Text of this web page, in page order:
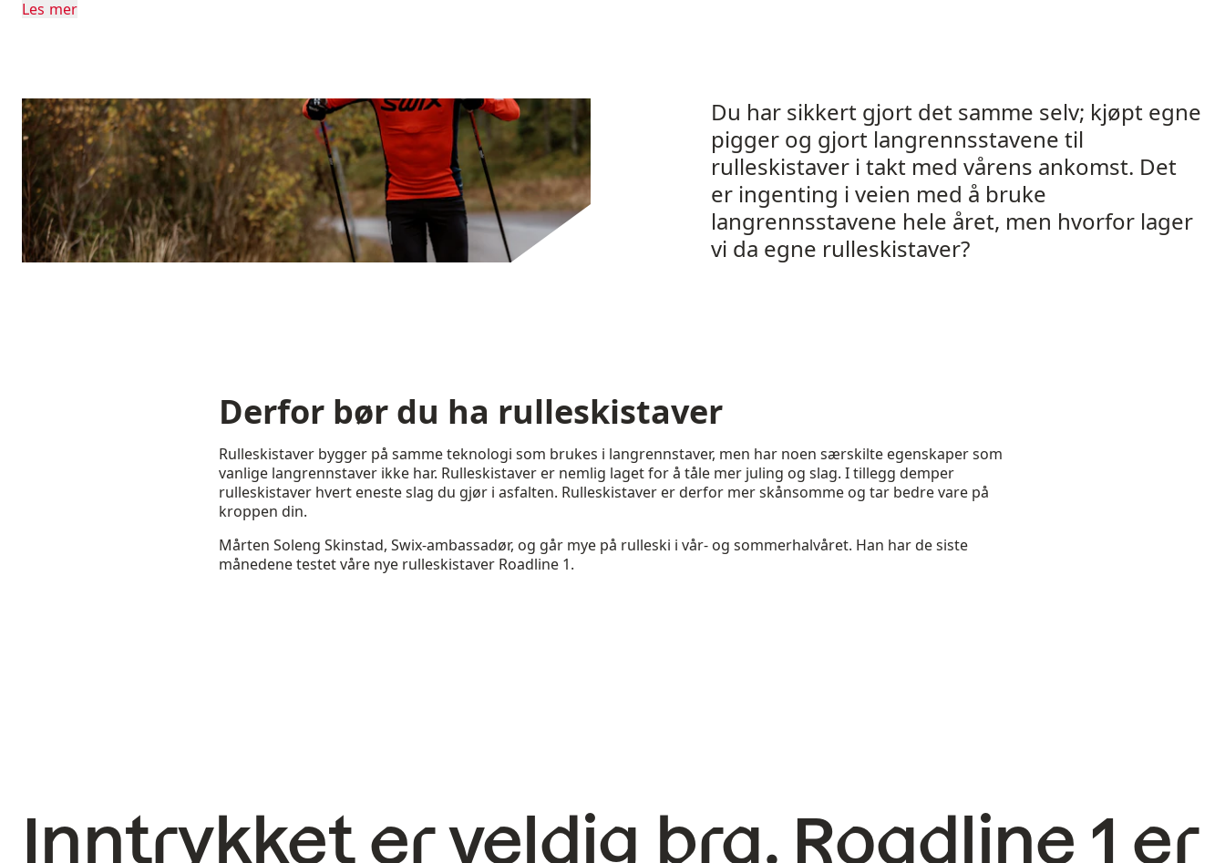
Les mer
Du har sikkert gjort det samme selv; kjøpt egne
pigger og gjort langrennsstavene til
rulleskistaver i takt med vårens ankomst. Det
er ingenting i veien med å bruke
langrennsstavene hele året, men hvorfor lager
vi da egne rulleskistaver?
Derfor bør du ha rulleskistaver
Rulleskistaver bygger på samme teknologi som brukes i langrennstaver, men har noen særskilte egenskaper som
vanlige langrennstaver ikke har. Rulleskistaver er nemlig laget for å tåle mer juling og slag. I tillegg demper
rulleskistaver hvert eneste slag du gjør i asfalten. Rulleskistaver er derfor mer skånsomme og tar bedre vare på
kroppen din.
Mårten Soleng Skinstad, Swix-ambassadør, og går mye på rulleski i vår- og sommerhalvåret. Han har de siste
månedene testet våre nye rulleskistaver Roadline 1.
Inntrykket er veldig bra. Roadline 1 er